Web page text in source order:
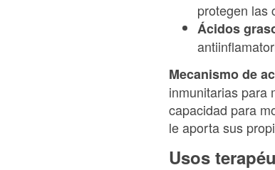
protegen las
Ácidos
Mecanismo de
inmunitarias para
capacidad para
le aporta sus
Usos